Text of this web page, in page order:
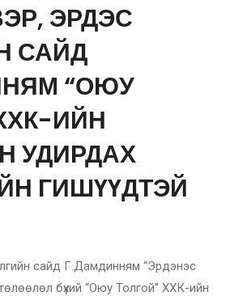
ЭРДЭС
САЙД
“ОЮУ
ИЙН
УДИРДАХ
ГИШҮҮДТЭЙ
сайд Г.Дамдинням “Эрдэнэс
бүхий “Оюу Толгой” ХХК-ийн